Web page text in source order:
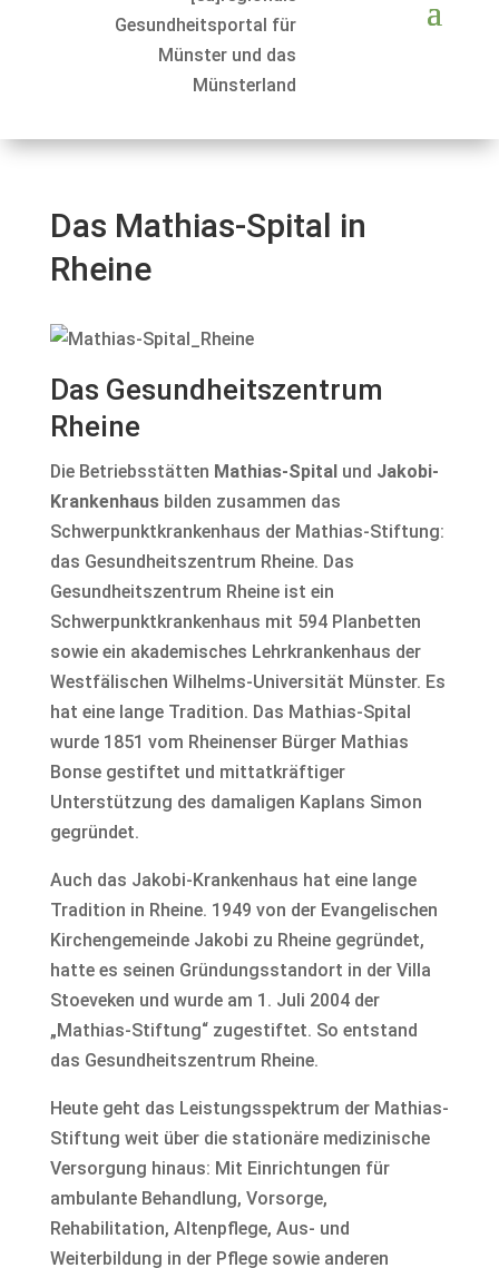
Das Mathias-Spital in
Rheine
Das Gesundheitszentrum
Rheine
Die Betriebsstätten Mathias-Spitalund Jakobi-
Krankenhausbilden zusammen das
Schwerpunktkrankenhaus der Mathias-Stiftung:
das Gesundheitszentrum Rheine. Das
Gesundheitszentrum Rheine ist ein
Schwerpunktkrankenhaus mit 594 Planbetten
sowie ein akademisches Lehrkrankenhaus der
Westfälischen Wilhelms-Universität Münster. Es
hat eine lange Tradition. Das Mathias-Spital
wurde 1851 vom Rheinenser Bürger Mathias
Bonse gestiftet und mittatkräftiger
Unterstützung des damaligen Kaplans Simon
gegründet.
Auch das Jakobi-Krankenhaus hat eine lange
Tradition in Rheine. 1949 von der Evangelischen
Kirchengemeinde Jakobi zu Rheine gegründet,
hatte es seinen Gründungsstandort in der Villa
Stoeveken und wurde am 1. Juli 2004 der
„Mathias-Stiftung“ zugestiftet. So entstand
das Gesundheitszentrum Rheine.
Heute geht das Leistungsspektrum der Mathias-
Stiftung weit über die stationäre medizinische
Versorgung hinaus: Mit Einrichtungen für
ambulante Behandlung, Vorsorge,
Rehabilitation, Altenpflege, Aus- und
Weiterbildung in der Pflege sowie anderen